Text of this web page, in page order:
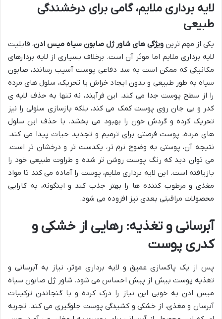
لایه برداری ملایم، گامی برای درخشندگی
طبیعی
یکی از مهم ترین ویژگی های شاور ژل صابون سیاه میس ادن، قابلیت
لایه برداری ملایم اما موثر آن است. برخلاف بسیاری از لایه بردارهای
مکانیکی که ممکن است به سد دفاعی پوست آسیب رسانند، صابون
سیاه به طور طبیعی و بدون ایجاد خراش یا تحریک، سلول های مرده
را از سطح پوست جدا می کند. این فرآیند، نه تنها به حذف لایه ی
کدر و بی جان روی پوست کمک می کند، بلکه بازسازی سلولی را نیز
تحریک کرده و گردش خون را بهبود می بخشد. با حذف این سلول
های مرده، پوست فرصتی برای ترمیم و تجدید حیات پیدا می کند.
نتیجه آن، پوستی به وضوح نرم تر، یکدست تر و درخشان تر است.
می توان دید که رنگ پوست روشن تر شده و طراوت طبیعی خود را
بازیافته است. این لایه برداری ملایم، پوست را آماده می کند تا مواد
مغذی و مرطوب کننده ها را بهتر جذب کند و اینگونه، به کارایی
محصولات مراقبتی بعدی نیز افزوده می شود.
آبرسانی و تغذیه: رهایی از خشکی و
کدری پوست
پس از یک پاکسازی عمیق و لایه برداری موثر، نیاز به آبرسانی و
تغذیه پوست بیش از پیش احساس می شود. شاور ژل صابون سیاه
میس ادن به خوبی این نیاز را درک کرده و با گنجاندن ترکیبات
آبرسان و مغذی، از خشکی و کشیدگی پوست جلوگیری می کند. تجربه